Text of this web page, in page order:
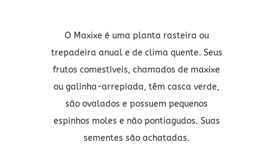
O Maxixe é uma planta rasteira ou
trepadeira anual e de clima quente. Seus
frutos comestíveis, chamados de maxixe
ou galinha-arrepiada, têm casca verde,
são ovalados e possuem pequenos
espinhos moles e não pontiagudos. Suas
sementes são achatadas.